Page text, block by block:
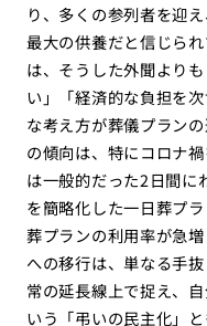
り、多くの参列者を迎
最大の供養だと信じら
は、そうした外聞より
い」「経済的な負担を
な考え方が葬儀プラン
の傾向は、特にコロナ
は一般的だった2日間に
を簡略化した一日葬プ
葬プランの利用率が急
への移行は、単なる手
常の延長線上で捉え、
いう「弔いの民主化」